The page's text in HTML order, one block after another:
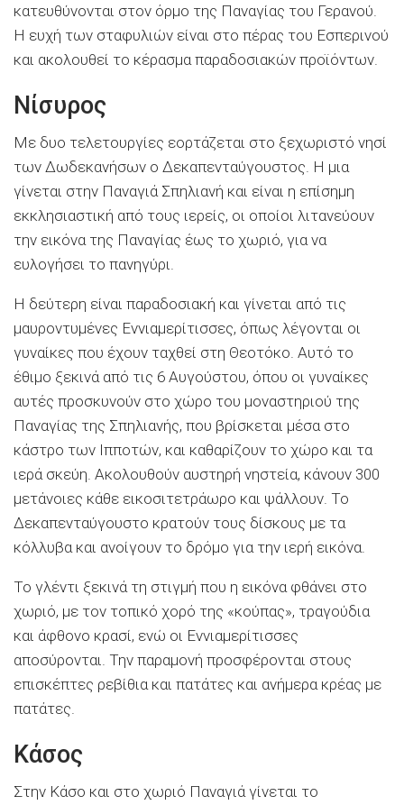
κατευθύνονται στον όρμο της Παναγίας του Γερανού.
Η ευχή των σταφυλιών είναι στο πέρας του Εσπερινού
και ακολουθεί το κέρασμα παραδοσιακών προϊόντων.
Νίσυρος
Με δυο τελετουργίες εορτάζεται στο ξεχωριστό νησί
των Δωδεκανήσων ο Δεκαπενταύγουστος. Η μια
γίνεται στην Παναγιά Σπηλιανή και είναι η επίσημη
εκκλησιαστική από τους ιερείς, οι οποίοι λιτανεύουν
την εικόνα της Παναγίας έως το χωριό, για να
ευλογήσει το πανηγύρι.
Η δεύτερη είναι παραδοσιακή και γίνεται από τις
μαυροντυμένες Eννιαμερίτισσες, όπως λέγονται οι
γυναίκες που έχουν ταχθεί στη Θεοτόκο. Αυτό το
έθιμο ξεκινά από τις 6 Αυγούστου, όπου οι γυναίκες
αυτές προσκυνούν στο χώρο του μοναστηριού της
Παναγίας της Σπηλιανής, που βρίσκεται μέσα στο
κάστρο των Iπποτών, και καθαρίζουν το χώρο και τα
ιερά σκεύη. Ακολουθούν αυστηρή νηστεία, κάνουν 300
μετάνοιες κάθε εικοσιτετράωρο και ψάλλουν. Το
Δεκαπενταύγουστο κρατούν τους δίσκους με τα
κόλλυβα και ανοίγουν το δρόμο για την ιερή εικόνα.
Το γλέντι ξεκινά τη στιγμή που η εικόνα φθάνει στο
χωριό, με τον τοπικό χορό της «κούπας», τραγούδια
και άφθονο κρασί, ενώ οι Εννιαμερίτισσες
αποσύρονται. Την παραμονή προσφέρονται στους
επισκέπτες ρεβίθια και πατάτες και ανήμερα κρέας με
πατάτες.
Κάσος
Στην Κάσο και στο χωριό Παναγιά γίνεται το